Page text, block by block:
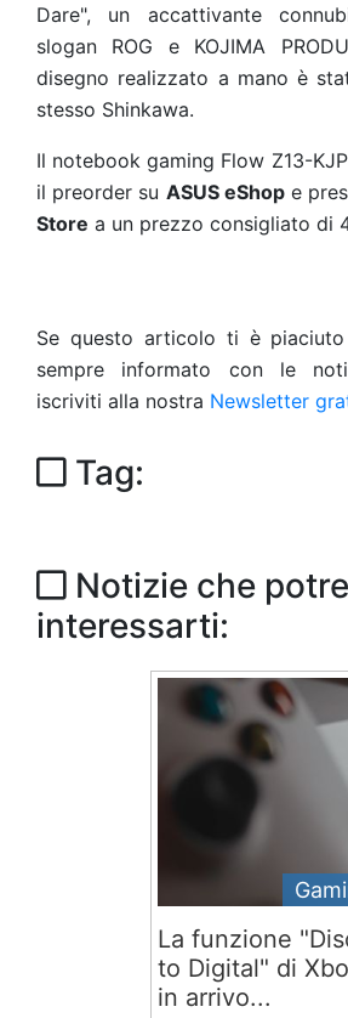
Dare", un accattivante
slogan ROG e KOJIMA
disegno realizzato a mano è
stesso Shinkawa.
Il notebook gaming Flow Z13-
il preorder su ASUS eShope
Store a un prezzo consigliato di
Se questo articolo ti è
sempre informato con le
iscriviti alla nostra Newsletter
Tag:
Notizie che
interessarti:
La funzione
to Digital" di
in arrivo...